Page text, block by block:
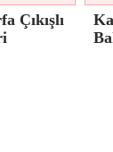
Çıkışlı